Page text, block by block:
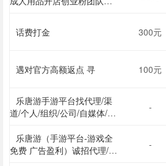
大。
话费打金 300元
遇对官方高额返点 寻 100元
乐唐游手游平台找代理/渠
道/个人/组织/公司/自媒体/高
有流量或能带来用户合作
-
乐唐游（手游平台-游戏全
免费 广告盈利）诚招代理/创
-